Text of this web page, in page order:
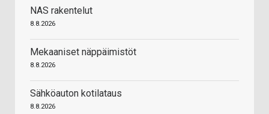
NAS rakentelut
8.8.2026
Mekaaniset näppäimistöt
8.8.2026
Sähköauton kotilataus
8.8.2026